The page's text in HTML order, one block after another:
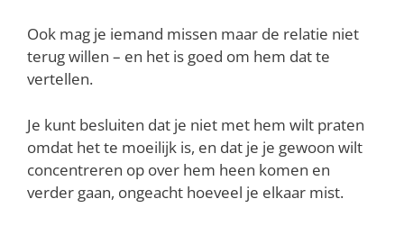
Ook mag je iemand missen maar de relatie niet
terug willen – en het is goed om hem dat te
vertellen.
Je kunt besluiten dat je niet met hem wilt praten
omdat het te moeilijk is, en dat je je gewoon wilt
concentreren op over hem heen komen en
verder gaan, ongeacht hoeveel je elkaar mist.